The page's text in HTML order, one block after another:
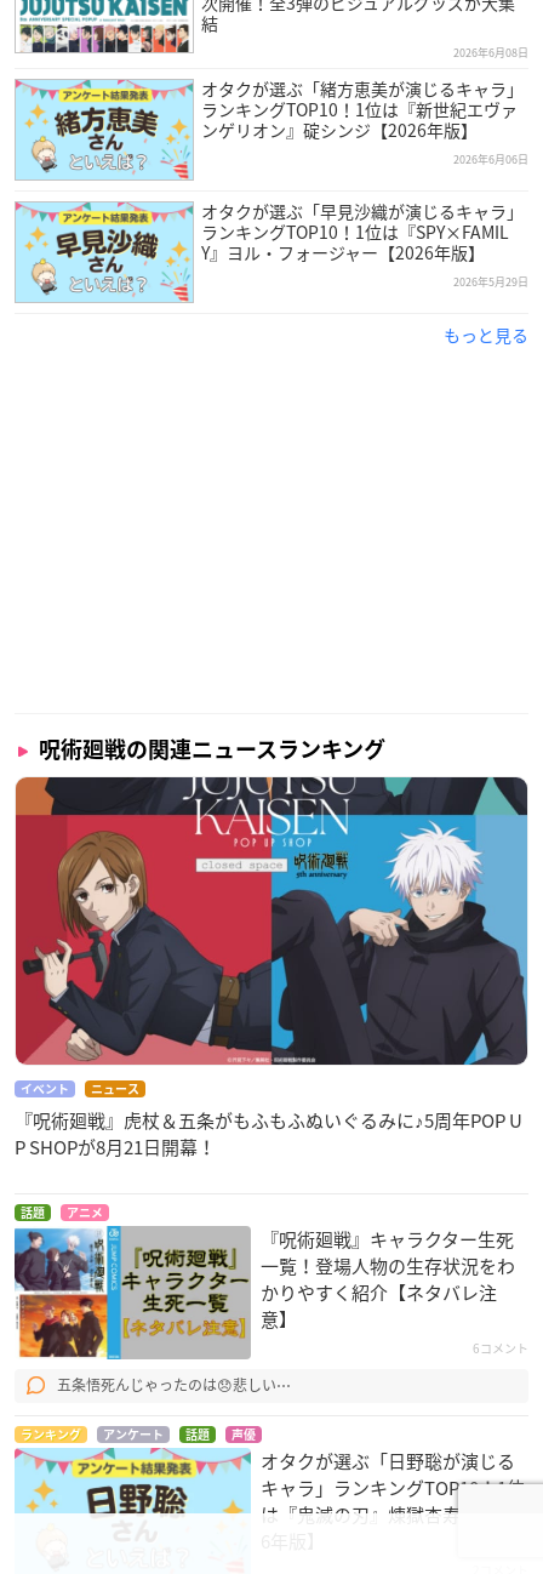
結
2026年6月08日
オタクが選ぶ「緒方恵美が演じるキャラ」
ランキングTOP10！1位は『新世紀エヴァ
ンゲリオン』碇シンジ【2026年版】
2026年6月06日
オタクが選ぶ「早見沙織が演じるキャラ」
ランキングTOP10！1位は『SPY×FAMIL
Y』ヨル・フォージャー【2026年版】
2026年5月29日
もっと見る
呪術廻戦の関連ニュースランキング
イベント ニュース
『呪術廻戦』虎杖＆五条がもふもふぬいぐるみに♪5周年POP U
P SHOPが8月21日開幕！
話題 アニメ
『呪術廻戦』キャラクター生死
一覧！登場人物の生存状況をわ
かりやすく紹介【ネタバレ注
意】
6コメント
五条悟死んじゃったのは😞悲しい⋯
ランキング アンケート 話題 声優
オタクが選ぶ「日野聡が演じる
キャラ」ランキングTOP10！1位
は『鬼滅の刃』煉󠄁獄杏寿郎【202